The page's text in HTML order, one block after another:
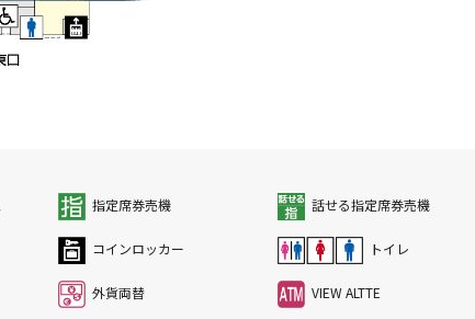
指定席券売機 話せる指定席券売機
コインロッカー トイレ
外貨両替 VIEW ALTTE